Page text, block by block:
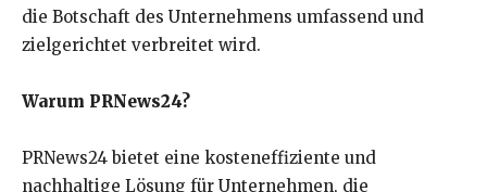
die Botschaft des Unternehmens umfassend und
zielgerichtet verbreitet wird.
Warum PRNews24?
PRNews24 bietet eine kosteneffiziente und
nachhaltige Lösung für Unternehmen, die